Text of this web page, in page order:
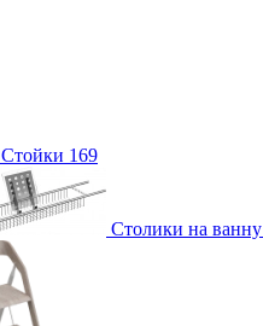
Стойки 169
Столики на ванну